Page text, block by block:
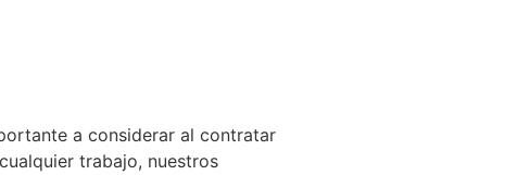
a considerar al contratar
trabajo, nuestros